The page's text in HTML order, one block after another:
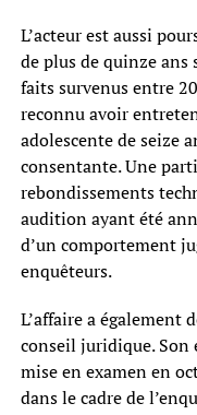
L’acteur est aussi
de plus de quinze
faits survenus entre
reconnu avoir
adolescente de seize
consentante. Une
rebondissements
audition ayant été
d’un comportement
enquêteurs.
L’affaire a également
conseil juridique. Son
mise en examen en
dans le cadre de